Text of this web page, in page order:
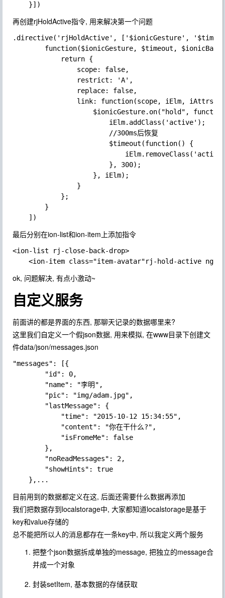
再创建rjHoldActive指令, 用来解决第一个问题
.directive('rjHoldActive', ['$ionicGesture',
function($ionicGesture, $timeout,
            return {
                scope: false,
                restrict: 'A',
                replace: false,
link: function(scope, iElm, iAttrs,
$ionicGesture.on("hold",
                        iElm.addClass('active');
                        //300ms后恢复
                        $timeout(function() {
                        }, 300);
                    }, iElm);
                }
            };
        }
最后分别在ion-list和ion-item 上添加指令
<ion-list rj-close-back-drop>
ok, 问题解决, 有点小激动~
自定义服务
前面讲的都是界面的东西, 那聊天记录的数据哪里来?
这里我们自定义一个假json数据, 用来模拟, 在www目录下创建文
件data/json/messages.json
"messages": [{
        "id": 0,
        "name": "李明",
        "pic": "img/adam.jpg",
        "lastMessage": {
            "time": "2015-10-12 15:34:55",
            "content": "你在干什么?",
            "isFromeMe": false
        },
        "noReadMessages": 2,
        "showHints": true
目前用到的数据都定义在这, 后面还需要什么数据再添加
我们把数据存到localstorage中, 大家都知道localstorage是基于
key和value存储的
总不能把所以人的消息都存在一条key中, 所以我定义两个服务
把整个json数据拆成单独的message, 把独立的message合
并成一个对象
封装setItem, 基本数据的存储获取